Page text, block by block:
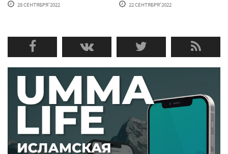
28 СЕНТЯБРЯ'2022 22 СЕНТЯБРЯ'2022